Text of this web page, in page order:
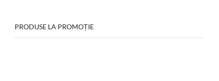
PRODUSE LA PROMOȚIE